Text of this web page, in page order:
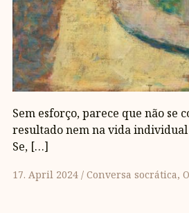
Sem esforço, parece que não se
resultado nem na vida individual
Se, […]
17. April 2024 Conversa socrática